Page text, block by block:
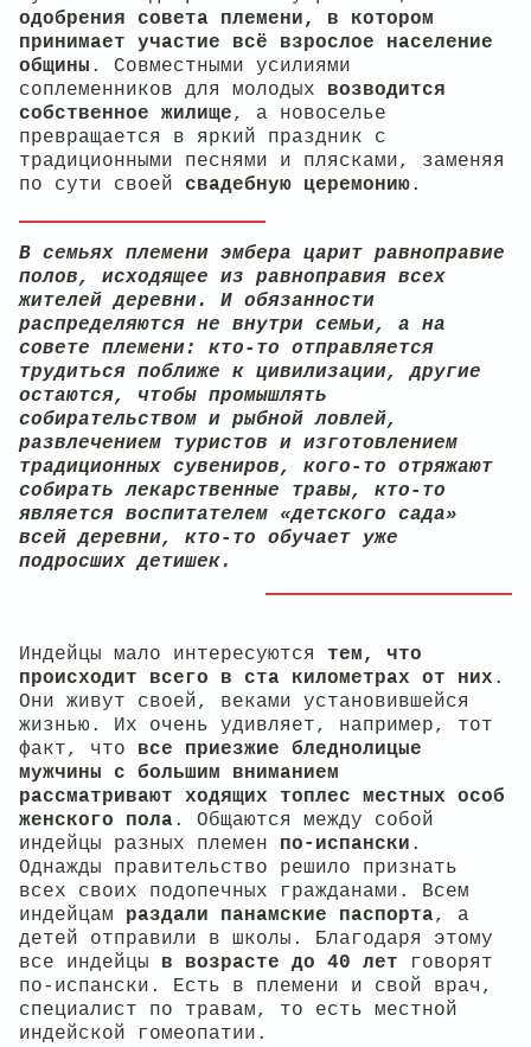
одобрения совета племени, в котором
принимает участие всё взрослое население
общины . Совместными усилиями
соплеменников для молодых возводится
собственное жилище, а новоселье
превращается в яркий праздник с
традиционными песнями и плясками, заменяя
по сути своей свадебную церемонию.
В семьях племени эмбера царит равноправие
полов, исходящее из равноправия всех
жителей деревни. И обязанности
распределяются не внутри семьи, а на
совете племени: кто-то отправляется
трудиться поближе к цивилизации, другие
остаются, чтобы промышлять
собирательством и рыбной ловлей,
развлечением туристов и изготовлением
традиционных сувениров, кого-то отряжают
собирать лекарственные травы, кто-то
является воспитателем «детского сада»
всей деревни, кто-то обучает уже
подросших детишек.
Индейцы мало интересуются тем, что
происходит всего в ста километрах от них .
Они живут своей, веками установившейся
жизнью. Их очень удивляет, например, тот
факт, что все приезжие бледнолицые
мужчины с большим вниманием
рассматривают ходящих топлес местных особ
женского пола. Общаются между собой
индейцы разных племен по-испански .
Однажды правительство решило признать
всех своих подопечных гражданами. Всем
индейцам раздали панамские паспорта, а
детей отправили в школы. Благодаря этому
все индейцы в возрасте до 40 лет говорят
по-испански. Есть в племени и свой врач,
специалист по травам, то есть местной
индейской гомеопатии.